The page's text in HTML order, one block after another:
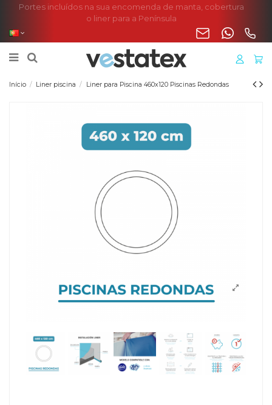
Portes incluídos na sua encomenda de manta, cobertura
o liner para a Península
Início Liner piscina Liner para Piscina 460x120 Piscinas Redondas